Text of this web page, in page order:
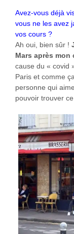
Avez-vous déjà
vous ne les avez
vos cours ?
Ah oui, bien sûr !
Mars après mon
cause du « covid
Paris et comme
personne qui
pouvoir trouver